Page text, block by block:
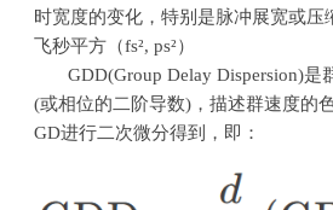
时宽度的变化，特别是脉冲展宽或压
飞秒平方（fs², ps²）
GDD(Group Delay Dispersion)是
(或相位的二阶导数)，描述群速度的
GD进行二次微分得到，即：